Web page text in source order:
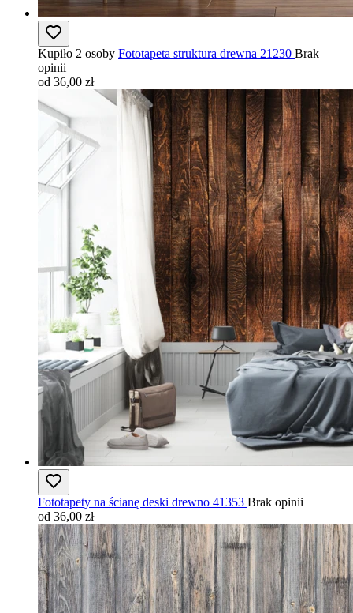
Kupiło 2 osoby Fototapeta struktura drewna 21230 Brak
opinii
od 36,00 zł
Fototapety na ścianę deski drewno 41353 Brak opinii
od 36,00 zł